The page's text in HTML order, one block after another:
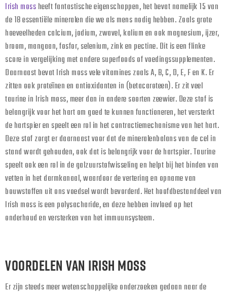
Irish mossheeft fantastische eigenschappen, het bevat namelijk 15 van
de 18 essentiële mineralen die we als mens nodig hebben. Zoals grote
hoeveelheden calcium, jodium, zwavel, kalium en ook magnesium, ijzer,
broom, mangaan, fosfor, selenium, zink en pectine. Dit is een flinke
score in vergelijking met andere superfoods of voedingssupplementen.
Daarnaast bevat Irish moss vele vitamines zoals A, B, C, D, E, F en K. Er
zitten ook proteïnen en antioxidanten in (betacaroteen). Er zit veel
taurine in Irish moss, meer dan in andere soorten zeewier. Deze stof is
belangrijk voor het hart om goed te kunnen functioneren, het versterkt
de hartspier en speelt een rol in het contractiemechanisme van het hart.
Deze stof zorgt er daarnaast voor dat de mineralenbalans van de cel in
stand wordt gehouden, ook dat is belangrijk voor de hartspier. Taurine
speelt ook een rol in de galzuurstofwisseling en helpt bij het binden van
vetten in het darmkanaal, waardoor de vertering en opname van
bouwstoffen uit ons voedsel wordt bevorderd. Het hoofdbestanddeel van
Irish moss is een polysacharide, en deze hebben invloed op het
onderhoud en versterken van het immuunsysteem.
VOORDELEN VAN IRISH MOSS
Er zijn steeds meer wetenschappelijke onderzoeken gedaan naar de